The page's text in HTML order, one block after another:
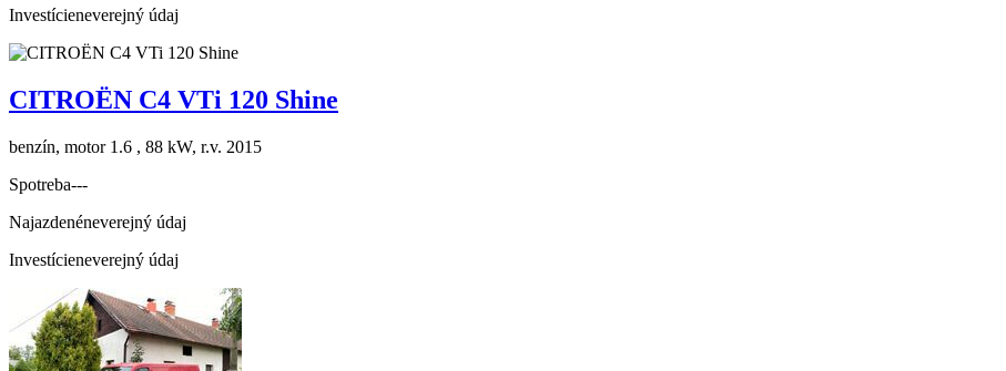
Investícieneverejný údaj
CITROËN C4 VTi 120 Shine
benzín, motor 1.6 , 88 kW, r.v. 2015
Spotreba---
Najazdenéneverejný údaj
Investícieneverejný údaj